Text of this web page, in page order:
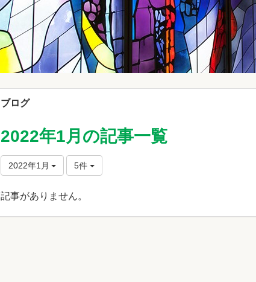
ブログ
2022年1月の記事一覧
2022年1月 5件
記事がありません。